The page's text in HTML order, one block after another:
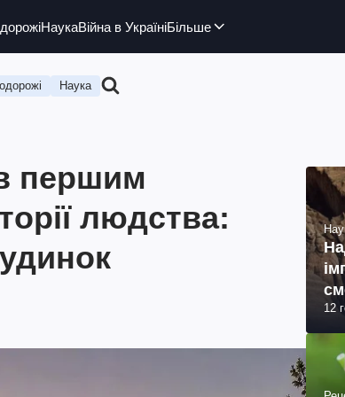
НаукаВійна в УкраїніБільше
Наука
першим
людства:
12